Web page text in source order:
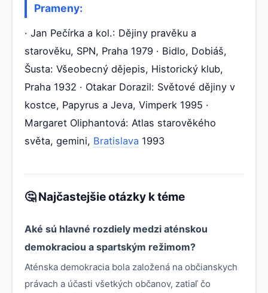
Prameny:
· Jan Pečírka a kol.: Dějiny pravěku a
starověku, SPN, Praha 1979 · Bidlo, Dobiáš,
Šusta: Všeobecný dějepis, Historický klub,
Praha 1932 · Otakar Dorazil: Světové dějiny v
kostce, Papyrus a Jeva, Vimperk 1995 ·
Margaret Oliphantová: Atlas starověkého
světa, gemini, Bratislava 1993
🤔 Najčastejšie otázky k téme
Aké sú hlavné rozdiely medzi aténskou
demokraciou a spartským režimom?
Aténska demokracia bola založená na občianskych
právach a účasti všetkých občanov, zatiaľ čo